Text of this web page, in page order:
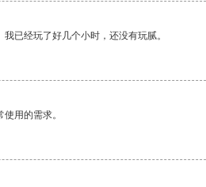
已经玩了好几个小时，还没有玩腻。
用的需求。